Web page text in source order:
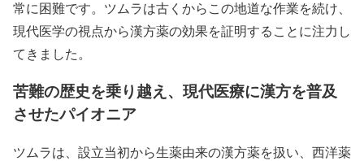
常に困難です。ツムラは古くからこの地道な作業を続け、
現代医学の視点から漢方薬の効果を証明することに注力し
てきました。
苦難の歴史を乗り越え、現代医療に漢方を普及
させたパイオニア
ツムラは、設立当初から生薬由来の漢方薬を扱い、西洋薬